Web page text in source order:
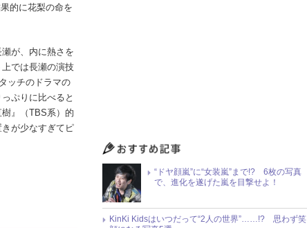
的に花梨の命を
が、内に熱さを
では長瀬の演技
ッチのドラマの
ぷりに比べると
』（TBS系）的
が少なすぎてピ
“ドヤ顔嵐”に“女装嵐”まで!? 6枚の写真
で、進化を遂げた嵐を目撃せよ！
KinKi Kidsはいつだって“2人の世界”……!? 思わず笑